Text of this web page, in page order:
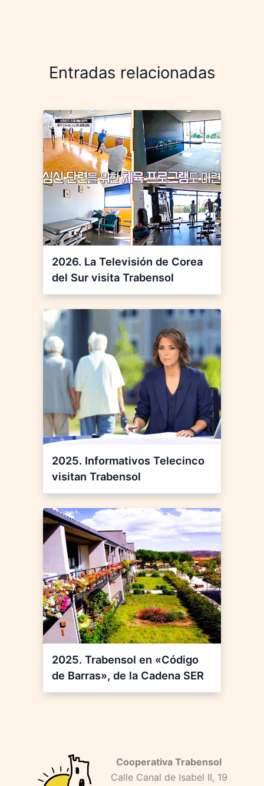
Entradas relacionadas
2026. La Televisión de Corea
del Sur visita Trabensol
2025. Informativos Telecinco
visitan Trabensol
2025. Trabensol en «Código
de Barras», de la Cadena SER
Cooperativa Trabensol
Calle Canal de Isabel II, 19